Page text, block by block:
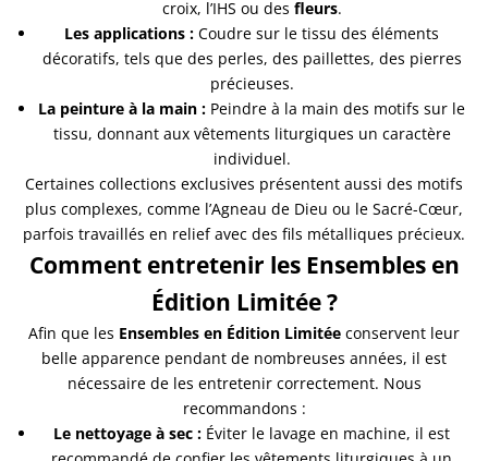
croix, l’IHS ou des fleurs.
Les applications : Coudre sur le tissu des éléments
décoratifs, tels que des perles, des paillettes, des pierres
précieuses.
La peinture à la main : Peindre à la main des motifs sur le
tissu, donnant aux vêtements liturgiques un caractère
individuel.
Certaines collections exclusives présentent aussi des motifs
plus complexes, comme l’Agneau de Dieu ou le Sacré-Cœur,
parfois travaillés en relief avec des fils métalliques précieux.
Comment entretenir les Ensembles en
Édition Limitée ?
Afin que les Ensembles en Édition Limitée conservent leur
belle apparence pendant de nombreuses années, il est
nécessaire de les entretenir correctement. Nous
recommandons :
Le nettoyage à sec : Éviter le lavage en machine, il est